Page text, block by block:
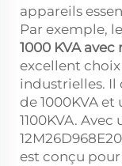
appareils
Par exemple, le
1000 KVA
excellent
industrielles. Il
de 1000KVA
1100KVA.
est conçu